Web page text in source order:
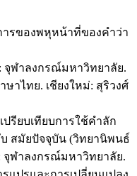
รของพหุหน้าที่ของคำว่า
ฬาลงกรณ์มหาวิทยาลัย.
าไทย. เชียงใหม่: สุริวงศ์
ปรียบเทียบการใช้คำลัก
สมัยปัจจุบัน (วิทยานิพนธ์
ฬาลงกรณ์มหาวิทยาลัย.